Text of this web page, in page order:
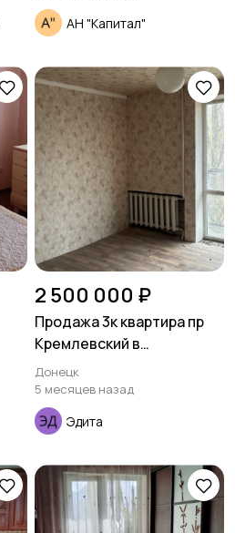
АН "Капитал"
2 500 000 ₽
Продажа 3к квартира пр
Кремлевский в
Куйбышевском р-н
Донецк
5 месяцев назад
Эдита